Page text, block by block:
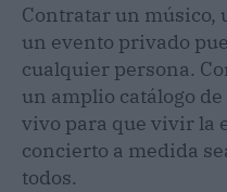
Contratar un músico,
un evento privado
cualquier persona.
un amplio catálogo
vivo para que vivir la
concierto a medida
todos.